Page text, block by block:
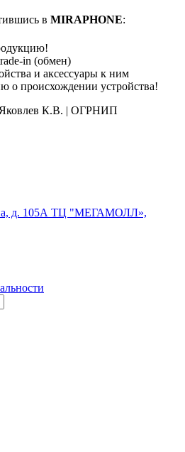
в MIRAPHONE:
in (обмен)
и аксессуары к ним
происхождении устройства!
К.В. | ОГРНИП
д. 105А ТЦ "МЕГАМОЛЛ»,